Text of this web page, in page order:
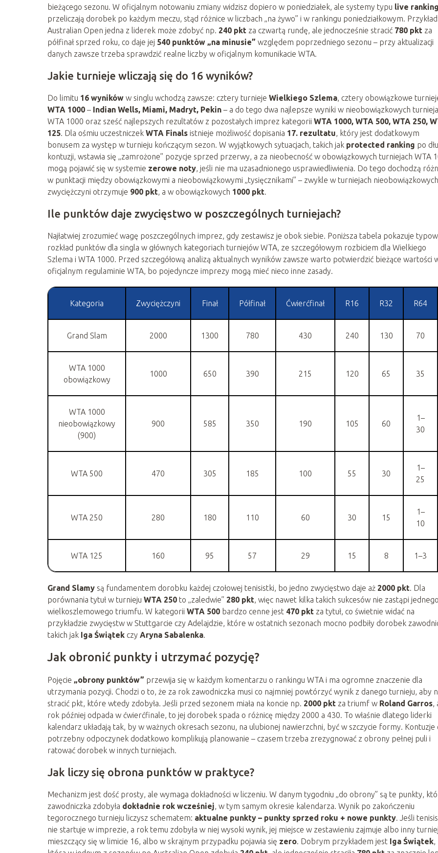
bieżącego sezonu. W oficjalnym notowaniu zmiany widzisz dopiero w poniedziałek, ale systemy typu live ranking
przeliczają dorobek po każdym meczu, stąd różnice w liczbach „na żywo” i w rankingu poniedziałkowym.
Australian Open jedna z liderek może zdobyć np. 240 pkt za czwartą rundę, ale jednocześnie stracić 780 pkt za
półfinał sprzed roku, co daje jej 540 punktów „na minusie” względem poprzedniego sezonu – przy aktualizacji
danych zawsze trzeba sprawdzić realne liczby w oficjalnym komunikacie WTA.
Jakie turnieje wliczają się do 16 wyników?
Do limitu 16 wyników w singlu wchodzą zawsze: cztery turnieje Wielkiego Szlema, cztery obowiązkowe
WTA 1000 – Indian Wells, Miami, Madryt, Pekin – a do tego dwa najlepsze wyniki w nieobowiązkowych
WTA 1000 oraz sześć najlepszych rezultatów z pozostałych imprez kategorii WTA 1000, WTA 500, WTA 250,
125. Dla ośmiu uczestniczek WTA Finals istnieje możliwość dopisania 17. rezultatu, który jest dodatkowym
bonusem za występ w turnieju kończącym sezon. W wyjątkowych sytuacjach, takich jak protected ranking po
kontuzji, wstawia się „zamrożone” pozycje sprzed przerwy, a za nieobecność w obowiązkowych turniejach WTA
mogą pojawić się w systemie zerowe noty, jeśli nie ma uzasadnionego usprawiedliwienia. Do tego dochodzą
w punktacji między obowiązkowymi a nieobowiązkowymi „tysięcznikami” – zwykle w turniejach nieobowiązkowych
zwyciężczyni otrzymuje 900 pkt, a w obowiązkowych 1000 pkt.
Ile punktów daje zwycięstwo w poszczególnych turniejach?
Najłatwiej zrozumieć wagę poszczególnych imprez, gdy zestawisz je obok siebie. Poniższa tabela pokazuje
rozkład punktów dla singla w głównych kategoriach turniejów WTA, ze szczegółowym rozbiciem dla Wielkiego
Szlema i WTA 1000. Przed szczegółową analizą aktualnych wyników zawsze warto potwierdzić bieżące wartości
oficjalnym regulaminie WTA, bo pojedyncze imprezy mogą mieć nieco inne zasady.
Kategoria Zwyciężczyni Finał Półfinał Ćwierćfinał R16 R32 R64
Grand Slam 2000 1300 780 430 240 130 70
WTA 1000
obowiązkowy
1000 650 390 215 120 65 35
WTA 1000
nieobowiązkowy
(900)
900 585 350 190 105 60
1–
30
WTA 500 470 305 185 100 55 30
1–
25
WTA 250 280 180 110 60 30 15
1–
10
WTA 125 160 95 57 29 15 8 1–3
Grand Slamy są fundamentem dorobku każdej czołowej tenisistki, bo jedno zwycięstwo daje aż 2000 pkt. Dla
porównania tytuł w turnieju WTA 250 to „zaledwie” 280 pkt, więc nawet kilka takich sukcesów nie zastąpi jednego
wielkoszlemowego triumfu. W kategorii WTA 500 bardzo cenne jest 470 pkt za tytuł, co świetnie widać na
przykładzie zwycięstw w Stuttgarcie czy Adelajdzie, które w ostatnich sezonach mocno podbiły dorobek
takich jak Iga Świątek czy Aryna Sabalenka.
Jak obronić punkty i utrzymać pozycję?
Pojęcie „obrony punktów” przewija się w każdym komentarzu o rankingu WTA i ma ogromne znaczenie dla
utrzymania pozycji. Chodzi o to, że za rok zawodniczka musi co najmniej powtórzyć wynik z danego turnieju, aby
stracić pkt, które wtedy zdobyła. Jeśli przed sezonem miała na koncie np. 2000 pkt za triumf w Roland Garros,
rok później odpada w ćwierćfinale, to jej dorobek spada o różnicę między 2000 a 430. To właśnie dlatego liderki
kalendarz układają tak, by w ważnych okresach sezonu, na ulubionej nawierzchni, być w szczycie formy. Kontuzje
potrzebny odpoczynek dodatkowo komplikują planowanie – czasem trzeba zrezygnować z obrony pełnej puli i
ratować dorobek w innych turniejach.
Jak liczy się obrona punktów w praktyce?
Mechanizm jest dość prosty, ale wymaga dokładności w liczeniu. W danym tygodniu „do obrony” są te punkty,
zawodniczka zdobyła dokładnie rok wcześniej, w tym samym okresie kalendarza. Wynik po zakończeniu
tegorocznego turnieju liczysz schematem: aktualne punkty – punkty sprzed roku + nowe punkty. Jeśli
nie startuje w imprezie, a rok temu zdobyła w niej wysoki wynik, jej miejsce w zestawieniu zajmuje albo inny turniej
mieszczący się w limicie 16, albo w skrajnym przypadku pojawia się zero. Dobrym przykładem jest Iga Świątek,